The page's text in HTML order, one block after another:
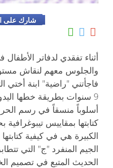
شارك على
أثناء تفقدي لدفاتر الأطفال
والجلوس معهم لنقاش
فاجأتني "راضية" ابنة أختي
9 سنوات بطريقة خطها
أسلوباً منسقاً في رسم
كتابتها بمقاييس تيبوغرافية
الكبيرة هي في كيفية
الجيم المنفرد "ج" التي
الحديث المتبع في تصميم